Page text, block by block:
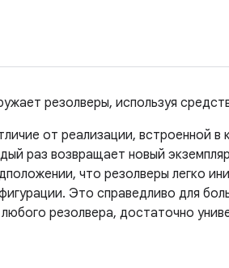
резолверы, используя
от реализации, встроенной в
раз возвращает новый
что резолверы легко
Это справедливо для
резолвера, достаточно